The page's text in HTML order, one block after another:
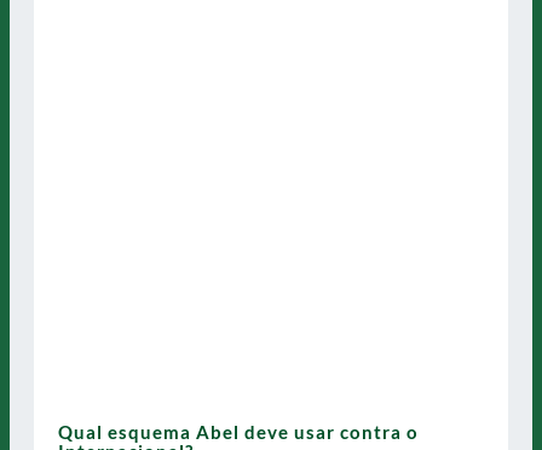
Qual esquema Abel deve usar contra o